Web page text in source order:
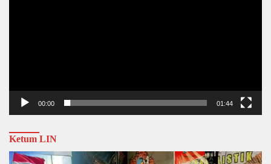
00:00 01:44
Ketum LIN
Video